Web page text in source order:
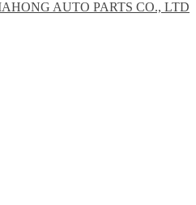
AUTO PARTS CO., LTD